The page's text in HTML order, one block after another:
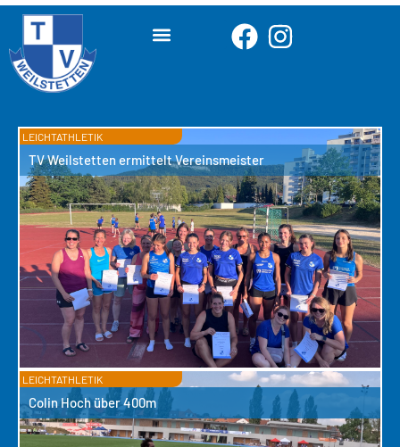
LEICHTATHLETIK
TV Weilstetten ermittelt Vereinsmeister
LEICHTATHLETIK
Colin Hoch über 400m